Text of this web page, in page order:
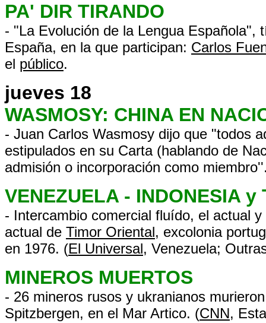
PA' DIR TIRANDO
- "La Evolución de la Lengua
España, en la que participan: Carlos
el público.
jueves 18
WASMOSY: CHINA EN
- Juan Carlos Wasmosy dijo que "todos
estipulados en su Carta (hablando de
admisión o incorporación como
VENEZUELA - INDONESIA y
- Intercambio comercial fluído, el actual
actual de Timor Oriental, excolonia
en 1976. (El Universal, Venezuela;
MINEROS MUERTOS
- 26 mineros rusos y ukranianos
Spitzbergen, en el Mar Artico. (CNN,